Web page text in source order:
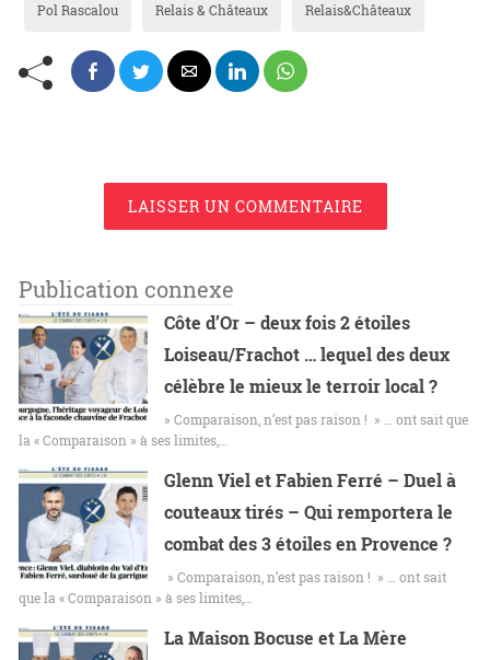
Pol Rascalou Relais & Châteaux Relais&Châteaux
LAISSER UN COMMENTAIRE
Publication connexe
Côte d’Or – deux fois 2 étoiles
Loiseau/Frachot … lequel des deux
célèbre le mieux le terroir local ?
» Comparaison, n’est pas raison ! » … ont sait que
la « Comparaison » à ses limites,…
Glenn Viel et Fabien Ferré – Duel à
couteaux tirés – Qui remportera le
combat des 3 étoiles en Provence ?
» Comparaison, n’est pas raison ! » … ont sait
que la « Comparaison » à ses limites,…
La Maison Bocuse et La Mère